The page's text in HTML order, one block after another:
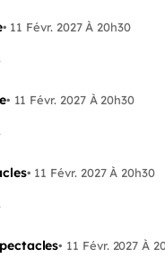
• 11 Févr. 2027 À 20h30
• 11 Févr. 2027 À 20h30
• 11 Févr. 2027 À 20h30
• 11 Févr. 2027 À